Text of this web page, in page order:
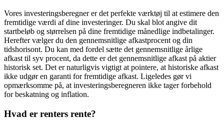
Vores investeringsberegner er det perfekte værktøj til at estimere den
fremtidige værdi af dine investeringer. Du skal blot angive dit
startbeløb og størrelsen på dine fremtidige månedlige indbetalinger.
Herefter vælger du den gennemsnitlige afkastprocent og din
tidshorisont. Du kan med fordel sætte det gennemsnitlige årlige
afkast til syv procent, da dette er det gennemsnitlige afkast på aktier
historisk set. Det er naturligvis vigtigt at pointere, at historiske afkast
ikke udgør en garanti for fremtidige afkast. Ligeledes gør vi
opmærksomme på, at investeringsberegneren ikke tager forbehold
for beskatning og inflation.
Hvad er renters rente?